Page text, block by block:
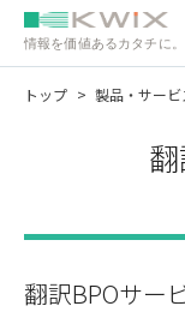
情報を価値あるカタチに。
トップ 製品・サービ
翻訳BPOサー